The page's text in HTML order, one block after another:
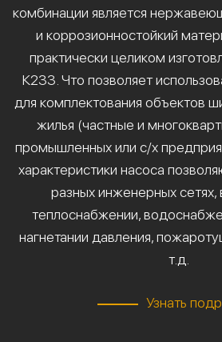
комбинации является
и коррозионностойкий
практически целиком
К233. Что позволяет
для комплектования объектов
жилья (частные и
промышленных или с/х
характеристики насоса
разных инженерных сетях,
теплоснабжении,
нагнетании давления,
т.д.
Узнать